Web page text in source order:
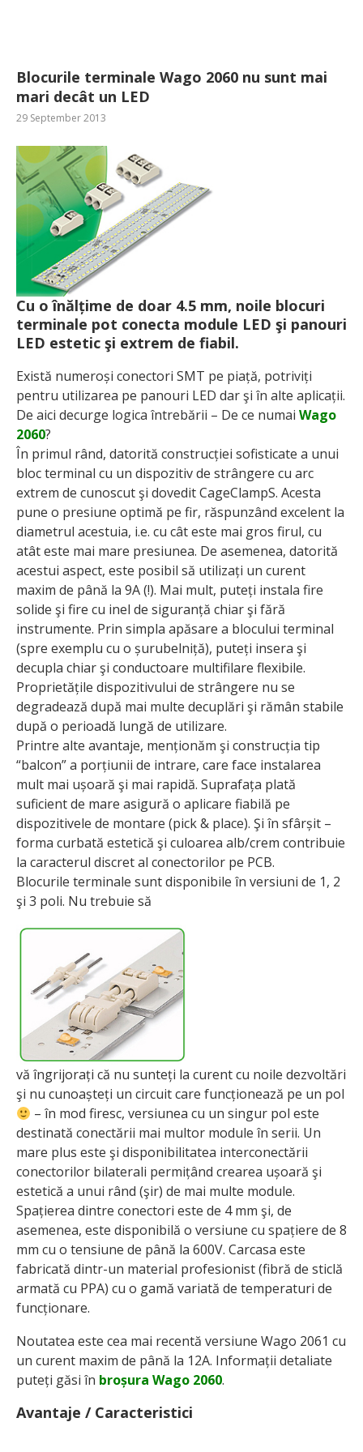
Blocurile terminale Wago 2060 nu sunt mai
mari decât un LED
29 September 2013
Cu o înălțime de doar 4.5 mm, noile blocuri
terminale pot conecta module LED şi panouri
LED estetic şi extrem de fiabil.
Există numeroși conectori SMT pe piață, potriviți
pentru utilizarea pe panouri LED dar şi în alte aplicații.
De aici decurge logica întrebării – De ce numai Wago
2060?
În primul rând, datorită construcției sofisticate a unui
bloc terminal cu un dispozitiv de strângere cu arc
extrem de cunoscut şi dovedit CageClampS. Acesta
pune o presiune optimă pe fir, răspunzând excelent la
diametrul acestuia, i.e. cu cât este mai gros firul, cu
atât este mai mare presiunea. De asemenea, datorită
acestui aspect, este posibil să utilizați un curent
maxim de până la 9A (!). Mai mult, puteți instala fire
solide şi fire cu inel de siguranță chiar şi fără
instrumente. Prin simpla apăsare a blocului terminal
(spre exemplu cu o șurubelniță), puteți insera şi
decupla chiar şi conductoare multifilare flexibile.
Proprietățile dispozitivului de strângere nu se
degradează după mai multe decuplări şi rămân stabile
după o perioadă lungă de utilizare.
Printre alte avantaje, menționăm şi construcția tip
“balcon” a porțiunii de intrare, care face instalarea
mult mai ușoară şi mai rapidă. Suprafața plată
suficient de mare asigură o aplicare fiabilă pe
dispozitivele de montare (pick & place). Şi în sfârșit –
forma curbată estetică şi culoarea alb/crem contribuie
la caracterul discret al conectorilor pe PCB.
Blocurile terminale sunt disponibile în versiuni de 1, 2
şi 3 poli. Nu trebuie să
vă îngrijorați că nu sunteți la curent cu noile dezvoltări
şi nu cunoașteți un circuit care funcționează pe un pol
– în mod firesc, versiunea cu un singur pol este
destinată conectării mai multor module în serii. Un
mare plus este şi disponibilitatea interconectării
conectorilor bilaterali permițând crearea ușoară şi
estetică a unui rând (şir) de mai multe module.
Spațierea dintre conectori este de 4 mm şi, de
asemenea, este disponibilă o versiune cu spațiere de 8
mm cu o tensiune de până la 600V. Carcasa este
fabricată dintr-un material profesionist (fibră de sticlă
armată cu PPA) cu o gamă variată de temperaturi de
funcționare.
Noutatea este cea mai recentă versiune Wago 2061 cu
un curent maxim de până la 12A. Informații detaliate
puteți găsi în broșura Wago 2060.
Avantaje / Caracteristici